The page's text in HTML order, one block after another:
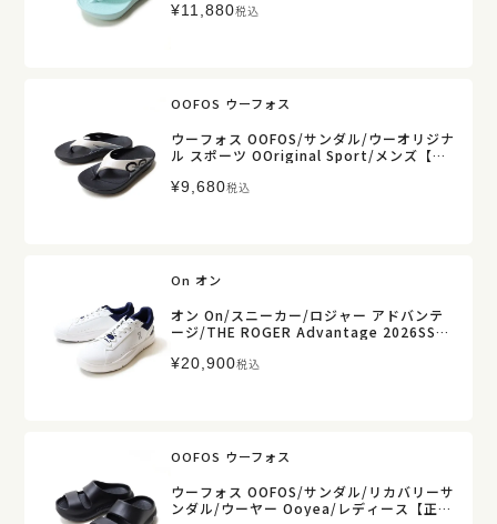
【正規取扱】
¥11,880税込
OOFOS ウーフォス
ウーフォス OOFOS/サンダル/ウーオリジナ
ル スポーツ OOriginal Sport/メンズ【正
¥9,680税込
On オン
オン On/スニーカー/ロジャー アドバンテ
ージ/THE ROGER Advantage 2026SS/
シューズ タウンユース オールシーズン
¥20,900税込
OOFOS ウーフォス
ウーフォス OOFOS/サンダル/リカバリーサ
ンダル/ウーヤー Ooyea/レディース【正規